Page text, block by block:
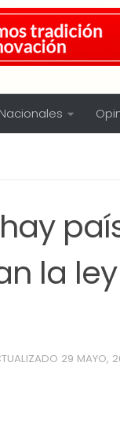
Nacionales
la
29 MAYO,